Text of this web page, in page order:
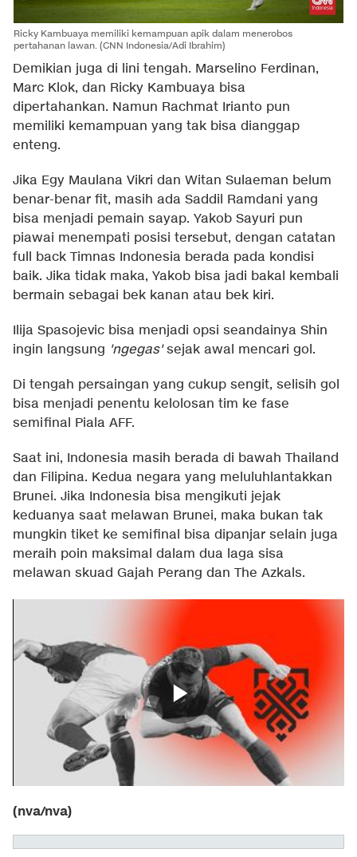
Ricky Kambuaya memiliki kemampuan apik dalam menerobos
pertahanan lawan. (CNN Indonesia/Adi Ibrahim)
Demikian juga di lini tengah. Marselino Ferdinan,
Marc Klok, dan Ricky Kambuaya bisa
dipertahankan. Namun Rachmat Irianto pun
memiliki kemampuan yang tak bisa dianggap
enteng.
Jika Egy Maulana Vikri dan Witan Sulaeman belum
benar-benar fit, masih ada Saddil Ramdani yang
bisa menjadi pemain sayap. Yakob Sayuri pun
piawai menempati posisi tersebut, dengan catatan
full back Timnas Indonesia berada pada kondisi
baik. Jika tidak maka, Yakob bisa jadi bakal kembali
bermain sebagai bek kanan atau bek kiri.
Ilija Spasojevic bisa menjadi opsi seandainya Shin
ingin langsung 'ngegas'sejak awal mencari gol.
Di tengah persaingan yang cukup sengit, selisih gol
bisa menjadi penentu kelolosan tim ke fase
semifinal Piala AFF.
Saat ini, Indonesia masih berada di bawah Thailand
dan Filipina. Kedua negara yang meluluhlantakkan
Brunei. Jika Indonesia bisa mengikuti jejak
keduanya saat melawan Brunei, maka bukan tak
mungkin tiket ke semifinal bisa dipanjar selain juga
meraih poin maksimal dalam dua laga sisa
melawan skuad Gajah Perang dan The Azkals.
(nva/nva)